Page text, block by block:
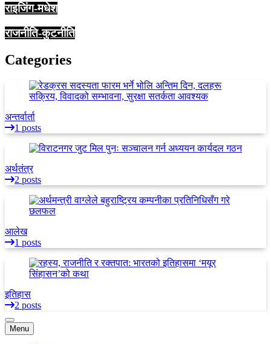
राइजिंग-मधेश
राजनीति-कुटनीति
Categories
अन्तर्वार्ता
1 posts
अर्थतंत्र
2 posts
आलेख
1 posts
इतिहास
2 posts
Menu